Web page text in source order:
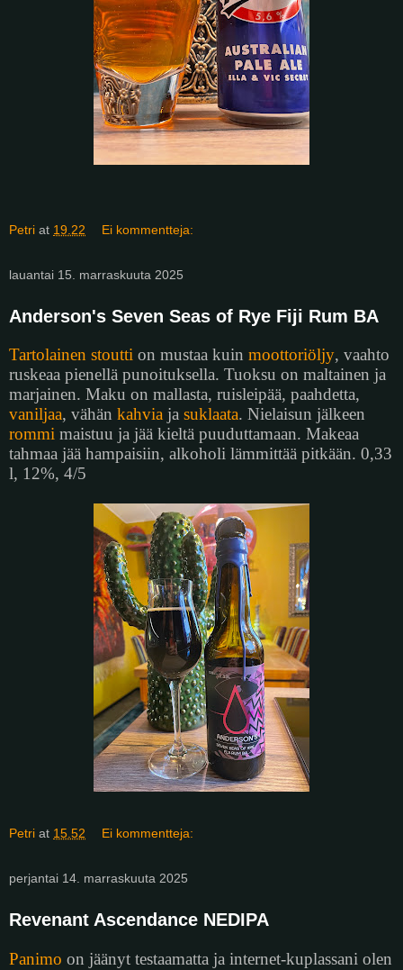
Petri at 19.22 Ei kommentteja:
lauantai 15. marraskuuta 2025
Anderson's Seven Seas of Rye Fiji Rum BA
Tartolainen stoutti on mustaa kuin moottoriöljy, vaahto
ruskeaa pienellä punoituksella. Tuoksu on maltainen ja
marjainen. Maku on mallasta, ruisleipää, paahdetta,
vaniljaa, vähän kahvia ja suklaata. Nielaisun jälkeen
rommi maistuu ja jää kieltä puuduttamaan. Makeaa
tahmaa jää hampaisiin, alkoholi lämmittää pitkään. 0,33
l, 12%, 4/5
Petri at 15.52 Ei kommentteja:
perjantai 14. marraskuuta 2025
Revenant Ascendance NEDIPA
Panimo on jäänyt testaamatta ja internet-kuplassani olen